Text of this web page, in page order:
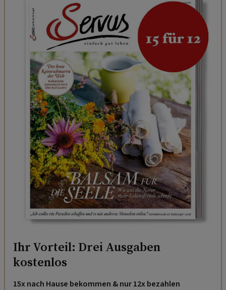
Ihr Vorteil: Drei Ausgaben
kostenlos
15x nach Hause bekommen & nur 12x bezahlen